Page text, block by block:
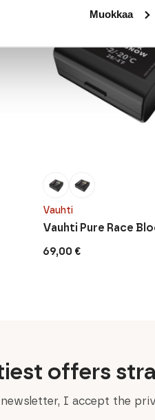
Muokkaa
Vauhti
69,00 €
Vauhti Pure Race
offers
I accept the